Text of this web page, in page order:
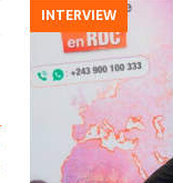
INTERVIEW